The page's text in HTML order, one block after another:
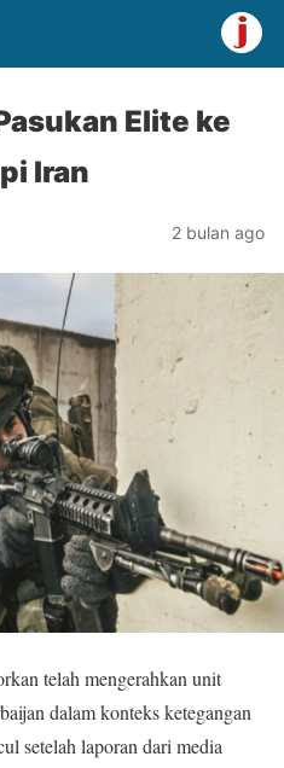
Elite ke
Iran
2 bulan ago
telah mengerahkan unit
dalam konteks ketegangan
setelah laporan dari media